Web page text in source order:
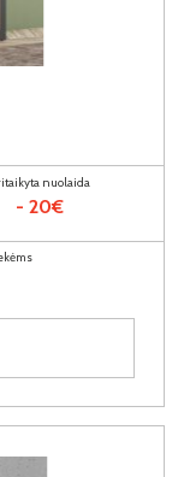
nuolaida
- 20€